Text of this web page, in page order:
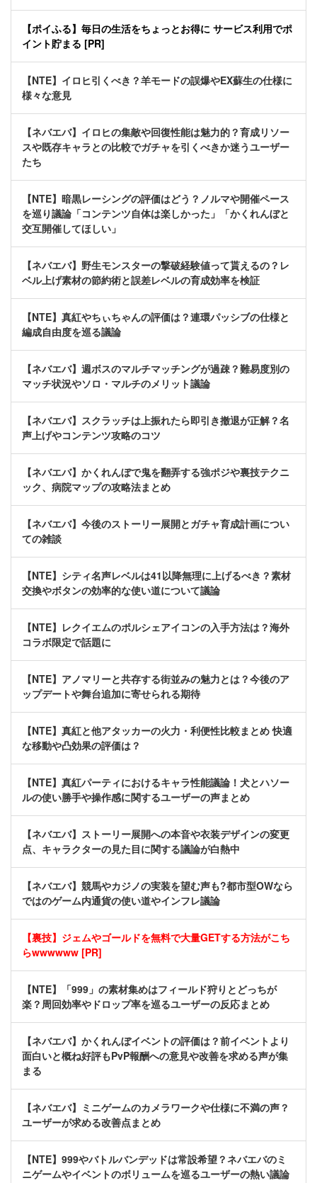
【ポイふる】毎日の生活をちょっとお得に サービス利用でポ
イント貯まる [PR]
【NTE】イロヒ引くべき？羊モードの誤爆やEX蘇生の仕様に
様々な意見
【ネバエバ】イロヒの集敵や回復性能は魅力的？育成リソー
スや既存キャラとの比較でガチャを引くべきか迷うユーザー
たち
【NTE】暗黒レーシングの評価はどう？ノルマや開催ペース
を巡り議論「コンテンツ自体は楽しかった」「かくれんぼと
交互開催してほしい」
【ネバエバ】野生モンスターの撃破経験値って貰えるの？レ
ベル上げ素材の節約術と誤差レベルの育成効率を検証
【NTE】真紅やちぃちゃんの評価は？連環パッシブの仕様と
編成自由度を巡る議論
【ネバエバ】週ボスのマルチマッチングが過疎？難易度別の
マッチ状況やソロ・マルチのメリット議論
【ネバエバ】スクラッチは上振れたら即引き撤退が正解？名
声上げやコンテンツ攻略のコツ
【ネバエバ】かくれんぼで鬼を翻弄する強ポジや裏技テクニ
ック、病院マップの攻略法まとめ
【ネバエバ】今後のストーリー展開とガチャ育成計画につい
ての雑談
【NTE】シティ名声レベルは41以降無理に上げるべき？素材
交換やボタンの効率的な使い道について議論
【NTE】レクイエムのポルシェアイコンの入手方法は？海外
コラボ限定で話題に
【NTE】アノマリーと共存する街並みの魅力とは？今後のア
ップデートや舞台追加に寄せられる期待
【NTE】真紅と他アタッカーの火力・利便性比較まとめ 快適
な移動や凸効果の評価は？
【NTE】真紅パーティにおけるキャラ性能議論！犬とハソー
ルの使い勝手や操作感に関するユーザーの声まとめ
【ネバエバ】ストーリー展開への本音や衣装デザインの変更
点、キャラクターの見た目に関する議論が白熱中
【ネバエバ】競馬やカジノの実装を望む声も?都市型OWなら
ではのゲーム内通貨の使い道やインフレ議論
【裏技】ジェムやゴールドを無料で大量GETする方法がこち
らwwwwww [PR]
【NTE】「999」の素材集めはフィールド狩りとどっちが
楽？周回効率やドロップ率を巡るユーザーの反応まとめ
【ネバエバ】かくれんぼイベントの評価は？前イベントより
面白いと概ね好評もPvP報酬への意見や改善を求める声が集
まる
【ネバエバ】ミニゲームのカメラワークや仕様に不満の声？
ユーザーが求める改善点まとめ
【NTE】999やバトルバンデッドは常設希望？ネバエバのミ
ニゲームやイベントのボリュームを巡るユーザーの熱い議論